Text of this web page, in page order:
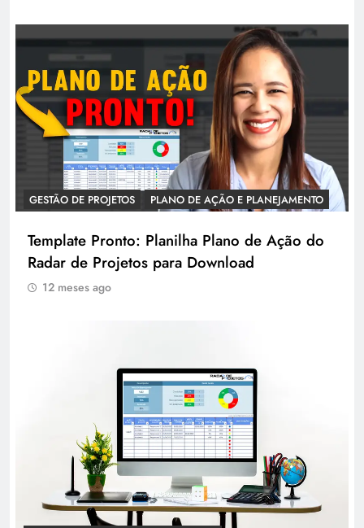
GESTÃO DE PROJETOS PLANO DE AÇÃO E PLANEJAMENTO
Template Pronto: Planilha Plano de Ação do
Radar de Projetos para Download
12 meses ago